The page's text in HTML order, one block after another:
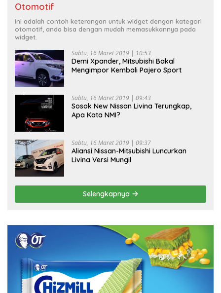
Otomotif
Ini adalah contoh keterangan untuk widget dengan kategori
otomotif, anda bisa dengan mudah memasukkannya pada
widget.
Sabtu, 16 Maret 2019 | 10:53
Demi Xpander, Mitsubishi Bakal
Mengimpor Kembali Pajero Sport
Sabtu, 16 Maret 2019 | 09:43
Sosok New Nissan Livina Terungkap,
Apa Kata NMI?
Sabtu, 16 Maret 2019 | 09:37
Aliansi Nissan-Mitsubishi Luncurkan
Livina Versi Mungil
Selengkapnya